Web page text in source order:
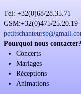
Tél: +32(0)68/28.35.71
GSM:+32(0)475/25.20.19
Pourquoi nous
Concerts
Mariages
Réceptions
Animations